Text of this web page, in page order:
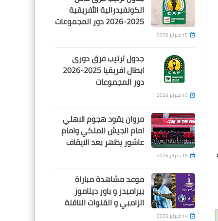
الكونفيدرالية الأفريقية
2025-2026 دور المجموعات
15 فبراير 2026
جدول ترتيب فرق دورى
ابطال افريقيا 2025-2026
دور المجموعات
15 فبراير 2026
مروان يقود هجوم الاهلي
امام الجيش الملكي وامام
عاشور يظهر بعد الايقاف
15 فبراير 2026
موعد مشاهدة مباراة
بيراميدز و باور ديناموز
الزامبي و القنوات الناقلة
14 فبراير 2026
النايل سات
اخبار خفيفة
الإتحاد السكندري يقتدي
بالإسماعيلي ويطالب بنقاط
الاسماعيلي يطالب بنقاط
مباراته أمام مودرن سبورت بعد
مخالفته للوائح